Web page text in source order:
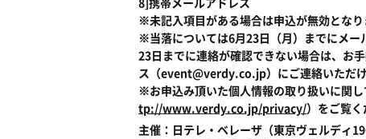
※未記入項目がある場合は申込が無効となり
※当落については6月23日（月）までにメー
23日までに連絡が確認できない場合は、お
ス（event@verdy.co.jp）にご連絡いただけ
※お申込み頂いた個人情報の取り扱いに関
tp://www.verdy.co.jp/privacy/）をご覧く
主催：日テレ・ベレーザ（東京ヴェルディ